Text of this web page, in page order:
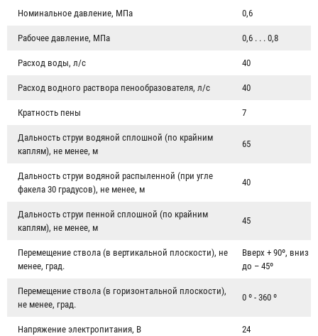
Номинальное давление, МПа 0,6
Рабочее давление, МПа 0,6 . . . 0,8
Расход воды, л/с 40
Расход водного раствора пенообразователя, л/с 40
Кратность пены 7
Дальность струи водяной сплошной (по крайним
каплям), не менее, м
65
Дальность струи водяной распыленной (при угле
факела 30 градусов), не менее, м
40
Дальность струи пенной сплошной (по крайним
каплям), не менее, м
45
Перемещение ствола (в вертикальной плоскости), не
менее, град.
Вверх + 90º, вниз
до – 45º
Перемещение ствола (в горизонтальной плоскости),
не менее, град.
0 º - 360 º
Напряжение электропитания, В 24